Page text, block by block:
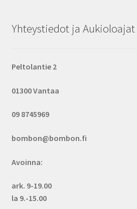
Yhteystiedot ja Aukioloajat
Peltolantie 2
01300 Vantaa
09 8745969
bombon@bombon.fi
Avoinna:
ark. 9-19.00
la 9.-15.00